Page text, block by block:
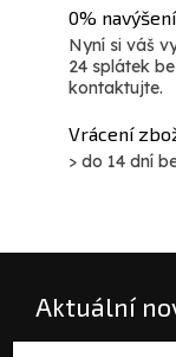
0% navýšení
Nyní si váš
24 splátek
kontaktujte.
Vrácení
> do 14 dní
Aktuální